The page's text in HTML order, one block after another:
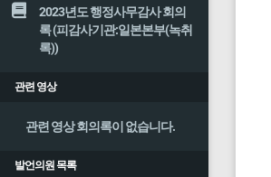
2023년도 행정사무감사 회의
록 (피감사기관:일본본부(녹취
록))
관련 영상
관련 영상 회의록이 없습니다.
발언의원 목록